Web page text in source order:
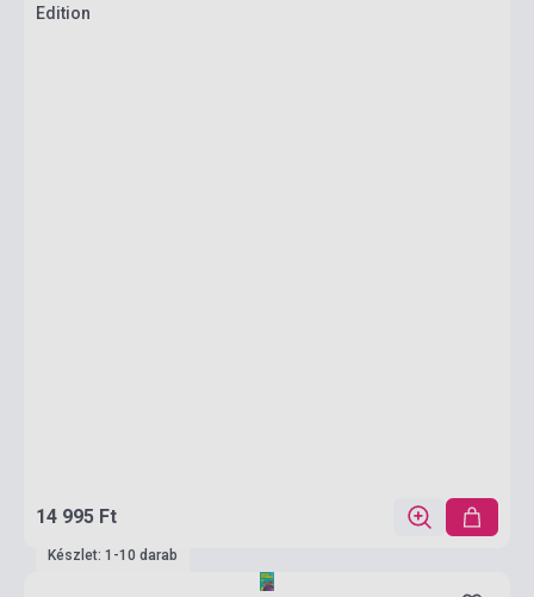
Edition
14 995 Ft
Készlet: 1-10 darab